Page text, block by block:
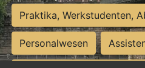
Praktika, Werkstudenten,
Personalwesen